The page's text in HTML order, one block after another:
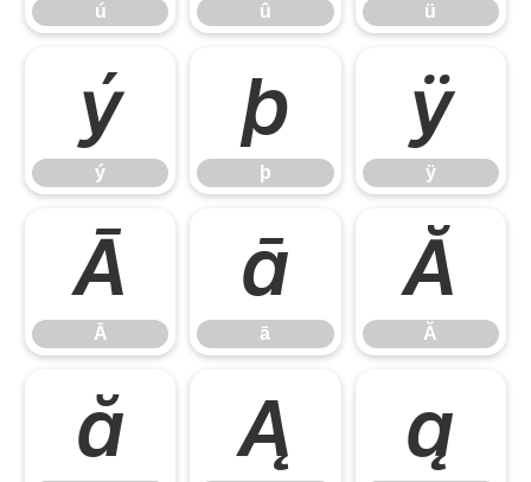
ú û ü
ý
ý
þ
þ
ÿ
ÿ
Ā
Ā
ā
ā
Ă
Ă
ă Ą ą